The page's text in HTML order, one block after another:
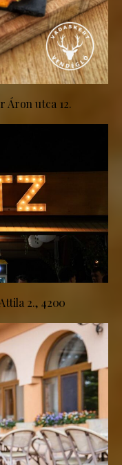
Áron utca 12.
2., 4200